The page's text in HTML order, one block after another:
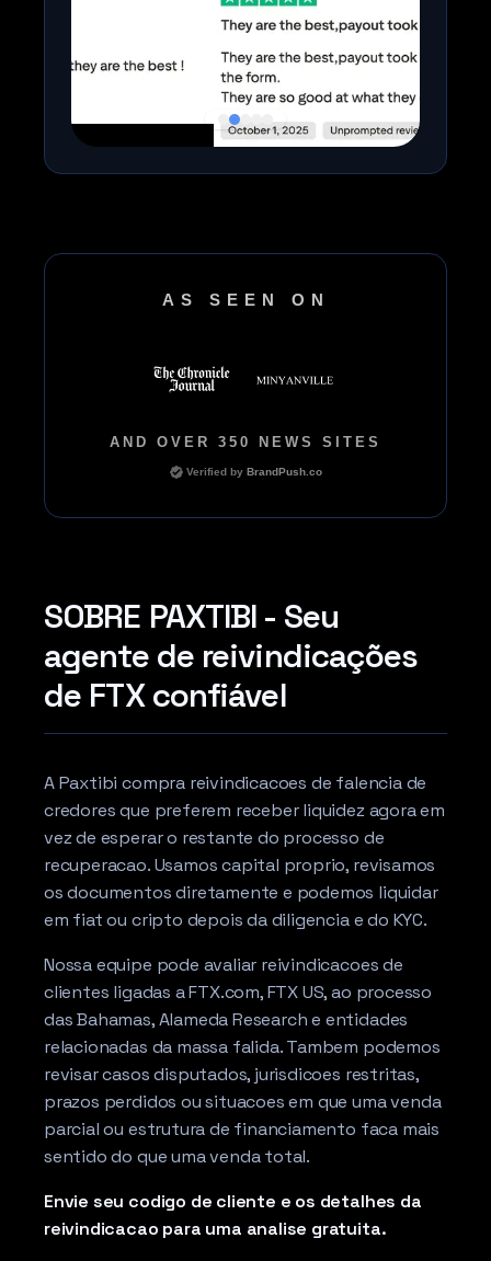
AS SEEN ON
AND OVER 350 NEWS SITES
Verified by BrandPush.co
SOBRE PAXTIBI - Seu
agente de reivindicações
de FTX confiável
A Paxtibi compra reivindicacoes de falencia de
credores que preferem receber liquidez agora em
vez de esperar o restante do processo de
recuperacao. Usamos capital proprio, revisamos
os documentos diretamente e podemos liquidar
em fiat ou cripto depois da diligencia e do KYC.
Nossa equipe pode avaliar reivindicacoes de
clientes ligadas a FTX.com, FTX US, ao processo
das Bahamas, Alameda Research e entidades
relacionadas da massa falida. Tambem podemos
revisar casos disputados, jurisdicoes restritas,
prazos perdidos ou situacoes em que uma venda
parcial ou estrutura de financiamento faca mais
sentido do que uma venda total.
Envie seu codigo de cliente e os detalhes da
reivindicacao para uma analise gratuita.